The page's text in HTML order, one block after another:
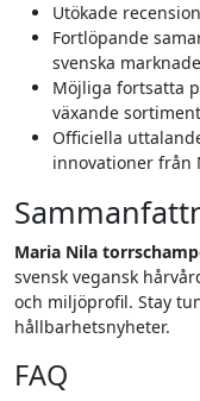
Utökade
Fortlöpande
svenska
Möjliga fortsatta
växande
Officiella
innovationer från
Maria Nila
svensk vegansk
och miljöprofil. Stay
hållbarhetsnyheter.
FAQ